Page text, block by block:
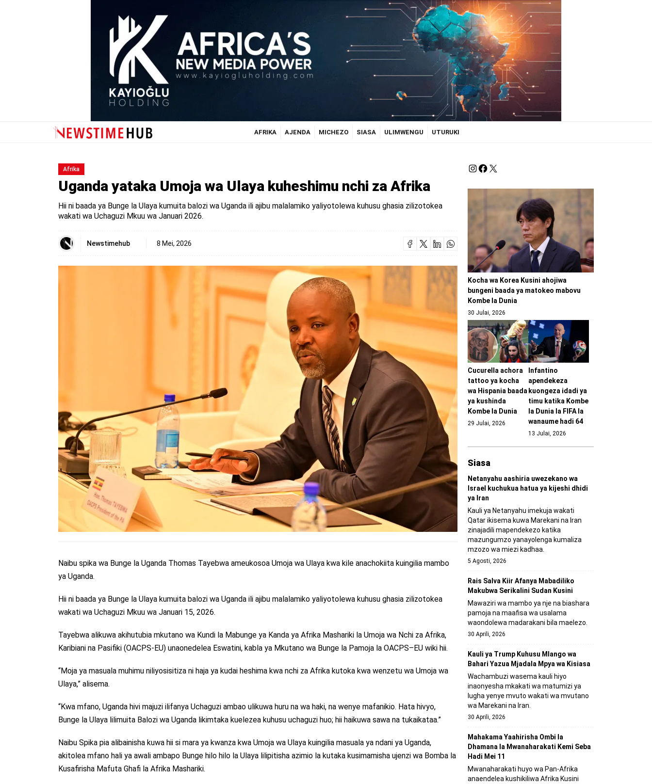
AFRIKA AJENDA MICHEZO SIASA ULIMWENGU UTURUKI
Afrika
Uganda yataka Umoja wa Ulaya kuheshimu nchi za Afrika
Hii ni baada ya Bunge la Ulaya kumuita balozi wa Uganda ili ajibu malalamiko yaliyotolewa kuhusu ghasia zilizotokea
wakati wa Uchaguzi Mkuu wa Januari 2026.
Newstimehub 8 Mei, 2026
Naibu spika wa Bunge la Uganda Thomas Tayebwa ameukosoa Umoja wa Ulaya kwa kile anachokiita kuingilia mambo
ya Uganda.
Hii ni baada ya Bunge la Ulaya kumuita balozi wa Uganda ili ajibu malalamiko yaliyotolewa kuhusu ghasia zilizotokea
wakati wa Uchaguzi Mkuu wa Januari 15, 2026.
Tayebwa alikuwa akihutubia mkutano wa Kundi la Mabunge ya Kanda ya Afrika Mashariki la Umoja wa Nchi za Afrika,
Karibiani na Pasifiki (OACPS-EU) unaonedelea Eswatini, kabla ya Mkutano wa Bunge la Pamoja la OACPS–EU wiki hii.
“Moja ya masuala muhimu niliyosisitiza ni haja ya kudai heshima kwa nchi za Afrika kutoka kwa wenzetu wa Umoja wa
Ulaya,” alisema.
“Kwa mfano, Uganda hivi majuzi ilifanya Uchaguzi ambao ulikuwa huru na wa haki, na wenye mafanikio. Hata hivyo,
Bunge la Ulaya lilimuita Balozi wa Uganda likimtaka kuelezea kuhusu uchaguzi huo; hii haikuwa sawa na tukaikataa.”
Naibu Spika pia alibainisha kuwa hii si mara ya kwanza kwa Umoja wa Ulaya kuingilia masuala ya ndani ya Uganda,
akitolea mfano hali ya awali ambapo Bunge hilo hilo la Ulaya lilipitisha azimio la kutaka kusimamisha ujenzi wa Bomba la
Kusafirisha Mafuta Ghafi la Afrika Mashariki.
Kocha wa Korea Kusini ahojiwa
bungeni baada ya matokeo mabovu
Kombe la Dunia
30 Julai, 2026
Cucurella achora
tattoo ya kocha
wa Hispania baada
ya kushinda
Kombe la Dunia
29 Julai, 2026
Infantino
apendekeza
kuongeza idadi ya
timu katika Kombe
la Dunia la FIFA la
wanaume hadi 64
13 Julai, 2026
Siasa
Netanyahu aashiria uwezekano wa
Israel kuchukua hatua ya kijeshi dhidi
ya Iran
Kauli ya Netanyahu imekuja wakati
Qatar ikisema kuwa Marekani na Iran
zinajadili mapendekezo katika
mazungumzo yanayolenga kumaliza
mzozo wa miezi kadhaa.
5 Agosti, 2026
Rais Salva Kiir Afanya Mabadiliko
Makubwa Serikalini Sudan Kusini
Mawaziri wa mambo ya nje na biashara
pamoja na maafisa wa usalama
waondolewa madarakani bila maelezo.
30 Aprili, 2026
Kauli ya Trump Kuhusu Mlango wa
Bahari Yazua Mjadala Mpya wa Kisiasa
Wachambuzi wasema kauli hiyo
inaonyesha mkakati wa matumizi ya
lugha yenye mvuto wakati wa mvutano
wa Marekani na Iran.
30 Aprili, 2026
Mahakama Yaahirisha Ombi la
Dhamana la Mwanaharakati Kemi Seba
Hadi Mei 11
Mwanaharakati huyo wa Pan-Afrika
anaendelea kushikiliwa Afrika Kusini